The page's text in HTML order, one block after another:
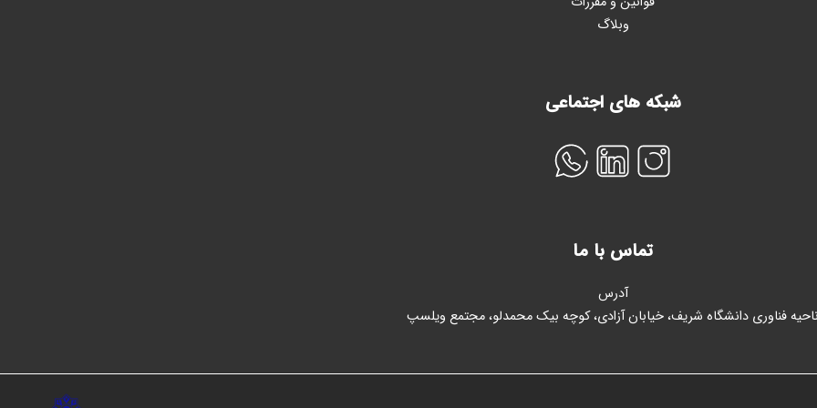
وبلاگ
شبکه های اجتماعی
تماس با ما
آدرس
فناوری دانشگاه شریف، خیابان آزادی، کوچه بیک محمدلو، مجتمع ویلسپ